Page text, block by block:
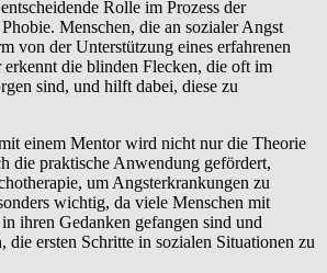
Rolle im Prozess der
Menschen, die an sozialer Angst
von der Unterstützung eines erfahrenen
die blinden Flecken, die oft im
sind, und hilft dabei, diese zu
einem Mentor wird nicht nur die Theorie
die praktische Anwendung gefördert,
um Angsterkrankungen zu
wichtig, da viele Menschen mit
ihren Gedanken gefangen sind und
die ersten Schritte in sozialen Situationen zu